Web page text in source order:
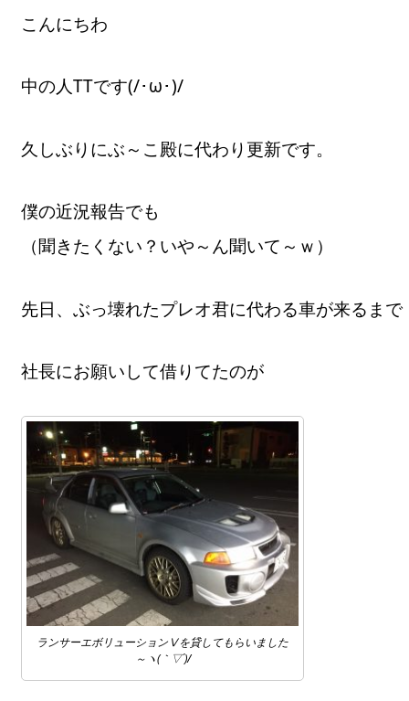
こんにちわ
中の人TTです(/･ω･)/
久しぶりにぶ～こ殿に代わり更新です。
僕の近況報告でも
（聞きたくない？いや～ん聞いて～ｗ）
先日、ぶっ壊れたプレオ君に代わる車が来るまで
社長にお願いして借りてたのが
ランサーエボリューションⅤを貸してもらいました
～ヽ(｀▽´)/